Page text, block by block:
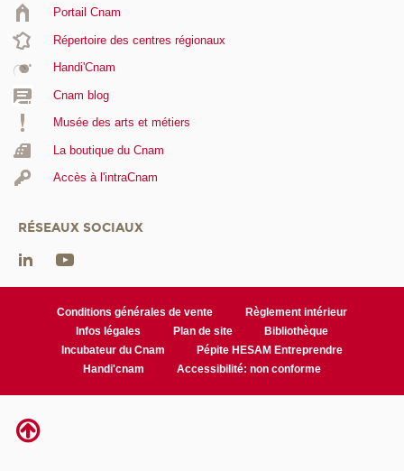
Portail Cnam
Répertoire des centres régionaux
Handi'Cnam
Cnam blog
Musée des arts et métiers
La boutique du Cnam
Accès à l'intraCnam
RÉSEAUX SOCIAUX
Conditions générales de vente
Règlement intérieur
Infos légales
Plan de site
Bibliothèque
Incubateur du Cnam
Pépite HESAM Entreprendre
Handi'cnam
Accessibilité: non conforme